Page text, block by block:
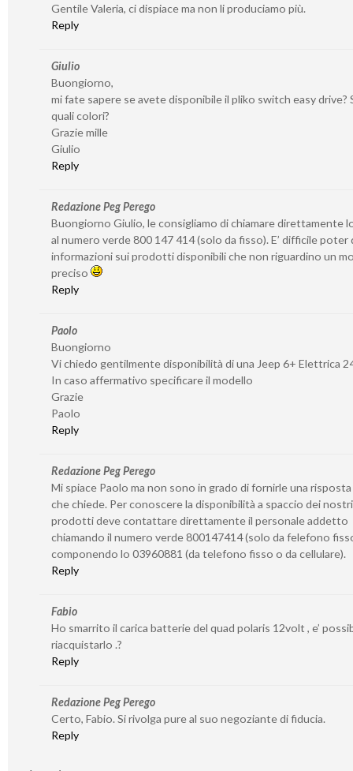
Gentile Valeria, ci dispiace ma non li produciamo più.
Reply
Giulio
Buongiorno,
mi fate sapere se avete disponibile il pliko switch easy drive?
quali colori?
Grazie mille
Giulio
Reply
Redazione Peg Perego
Buongiorno Giulio, le consigliamo di chiamare direttamente
al numero verde 800 147 414 (solo da fisso). E’ difficile poter
informazioni sui prodotti disponibili che non riguardino un
preciso
Reply
Paolo
Buongiorno
Vi chiedo gentilmente disponibilità di una Jeep 6+ Elettrica
In caso affermativo specificare il modello
Grazie
Paolo
Reply
Redazione Peg Perego
Mi spiace Paolo ma non sono in grado di fornirle una
che chiede. Per conoscere la disponibilità a spaccio dei nostri
prodotti deve contattare direttamente il personale addetto
chiamando il numero verde 800147414 (solo da felefono
componendo lo 03960881 (da telefono fisso o da cellulare).
Reply
Fabio
Ho smarrito il carica batterie del quad polaris 12volt , e’
riacquistarlo .?
Reply
Redazione Peg Perego
Certo, Fabio. Si rivolga pure al suo negoziante di fiducia.
Reply